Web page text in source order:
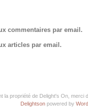
commentaires par email.
articles par email.
la propriété de Delight's On,
Delightson powered by